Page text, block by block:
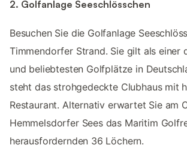
2. Golfanlage Seeschlösschen
Besuchen Sie die Golfanlage
Timmendorfer Strand. Sie gilt als einer
und beliebtesten Golfplätze in
steht das strohgedeckte Clubhaus mit
Restaurant. Alternativ erwartet Sie am
Hemmelsdorfer Sees das Maritim
herausfordernden 36 Löchern.